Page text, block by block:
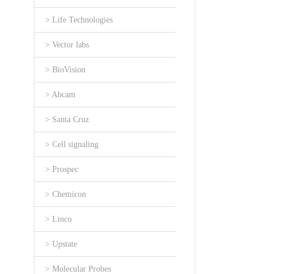
> Life Technologies
> Vector labs
> BioVision
> Abcam
> Santa Cruz
> Cell signaling
> Prospec
> Chemicon
> Linco
> Upstate
> Molecular Probes